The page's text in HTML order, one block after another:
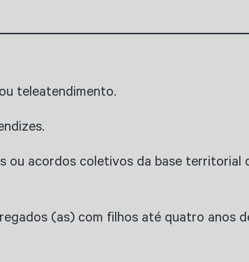
teleatendimento.
ou acordos coletivos da base
(as) com filhos até quatro anos